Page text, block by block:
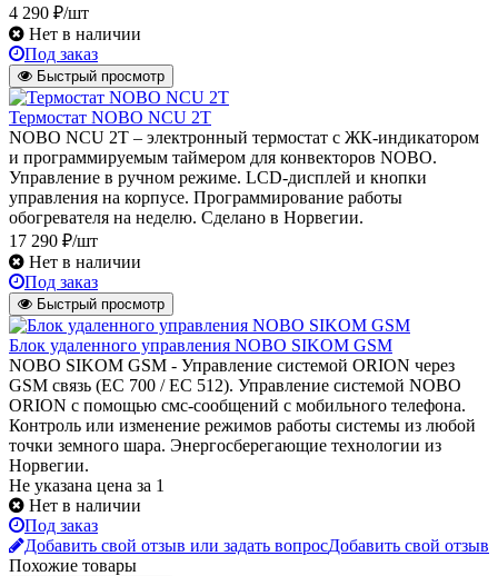
4 290 ₽/шт
Нет в наличии
Под заказ
Быстрый просмотр
Термостат NOBO NCU 2T
NOBO NCU 2T – электронный термостат с ЖК-индикатором
и программируемым таймером для конвекторов NOBO.
Управление в ручном режиме. LCD-дисплей и кнопки
управления на корпусе. Программирование работы
обогревателя на неделю. Сделано в Норвегии.
17 290 ₽/шт
Нет в наличии
Под заказ
Быстрый просмотр
Блок удаленного управления NOBO SIKOM GSM
NOBO SIKOM GSM - Управление системой ORION через
GSM связь (EC 700 / EC 512). Управление системой NOBO
ORION с помощью смс-сообщений с мобильного телефона.
Контроль или изменение режимов работы системы из любой
точки земного шара. Энергосберегающие технологии из
Норвегии.
Не указана цена за 1
Нет в наличии
Под заказ
Добавить свой отзыв или задать вопросДобавить свой отзыв
Похожие товары